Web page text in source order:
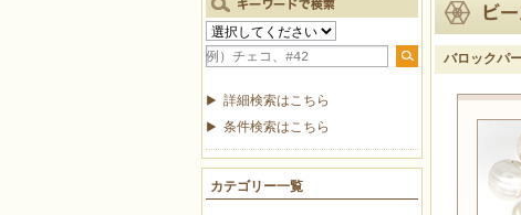
TOP まとめて探す
バロックパ
詳細検索はこちら
条件検索はこちら
カテゴリー一覧